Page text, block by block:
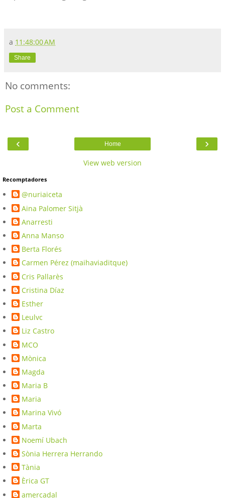
a 11:48:00 AM
Share
No comments:
Post a Comment
‹ ›
Home
View web version
Recomptadores
@nuriaiceta
Aina Palomer Sitjà
Anarresti
Anna Manso
Berta Florés
Carmen Pérez (maihaviaditque)
Cris Pallarès
Cristina Díaz
Esther
Leulvc
Liz Castro
MCO
Mònica
Magda
Maria B
Maria
Marina Vivó
Marta
Noemí Ubach
Sònia Herrera Herrando
Tània
Èrica GT
amercadal